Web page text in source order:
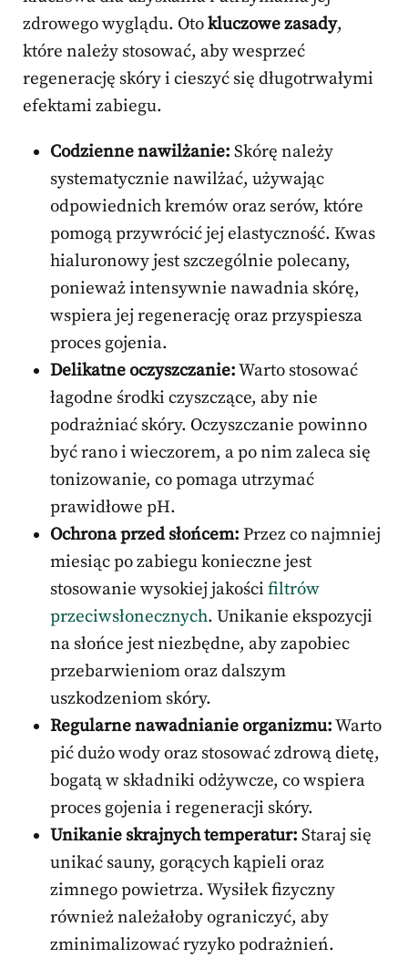
zdrowego wyglądu. Otokluczowe zasady,
które należy stosować, aby wesprzeć
regenerację skóry i cieszyć się długotrwałymi
efektami zabiegu.
Codzienne nawilżanie: Skórę należy
systematycznie nawilżać, używając
odpowiednich kremów oraz serów, które
pomogą przywrócić jej elastyczność. Kwas
hialuronowy jest szczególnie polecany,
ponieważ intensywnie nawadnia skórę,
wspiera jej regenerację oraz przyspiesza
proces gojenia.
Delikatne oczyszczanie:Warto stosować
łagodne środki czyszczące, aby nie
podrażniać skóry. Oczyszczanie powinno
być rano i wieczorem, a po nim zaleca się
tonizowanie, co pomaga utrzymać
prawidłowe pH.
Ochrona przed słońcem: Przez co najmniej
miesiąc po zabiegu konieczne jest
stosowanie wysokiej jakości filtrów
przeciwsłonecznych. Unikanie ekspozycji
na słońce jest niezbędne, aby zapobiec
przebarwieniom oraz dalszym
uszkodzeniom skóry.
Regularne nawadnianie organizmu:Warto
pić dużo wody oraz stosować zdrową dietę,
bogatą w składniki odżywcze, co wspiera
proces gojenia i regeneracji skóry.
Unikanie skrajnych temperatur: Staraj się
unikać sauny, gorących kąpieli oraz
zimnego powietrza. Wysiłek fizyczny
również należałoby ograniczyć, aby
zminimalizować ryzyko podrażnień.